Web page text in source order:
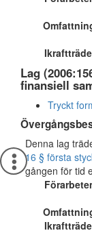
Lag
finansiell
Tryckt
Denna lag
16 § första
gången för tid